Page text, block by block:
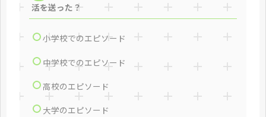
活を送った？
小学校でのエピソード
中学校でのエピソード
高校のエピソード
大学のエピソード